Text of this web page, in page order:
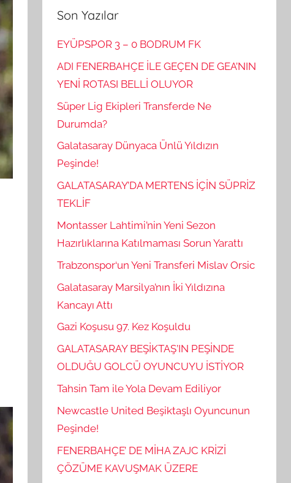
Son Yazılar
EYÜPSPOR 3 – 0 BODRUM FK
ADI FENERBAHÇE İLE GEÇEN DE GEA’NIN
YENİ ROTASI BELLİ OLUYOR
Süper Lig Ekipleri Transferde Ne
Durumda?
Galatasaray Dünyaca Ünlü Yıldızın
Peşinde!
GALATASARAY’DA MERTENS İÇİN SÜPRİZ
TEKLİF
Montasser Lahtimi’nin Yeni Sezon
Hazırlıklarına Katılmaması Sorun Yarattı
Trabzonspor‘un Yeni Transferi Mislav Orsic
Galatasaray Marsilya’nın İki Yıldızına
Kancayı Attı
Gazi Koşusu 97. Kez Koşuldu
GALATASARAY BEŞİKTAŞ’IN PEŞİNDE
OLDUĞU GOLCÜ OYUNCUYU İSTİYOR
Tahsin Tam ile Yola Devam Ediliyor
Newcastle United Beşiktaşlı Oyuncunun
Peşinde!
FENERBAHÇE’ DE MİHA ZAJC KRİZİ
ÇÖZÜME KAVUŞMAK ÜZERE